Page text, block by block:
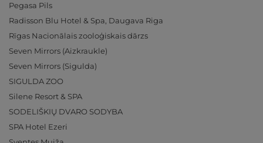
Pegasa Pils
Radisson Blu Hotel & Spa, Daugava Riga
Rīgas Nacionālais zooloģiskais dārzs
Seven Mirrors (Aizkraukle)
Seven Mirrors (Sigulda)
SIGULDA ZOO
Silene Resort & SPA
SODELIŠKIŲ DVARO SODYBA
SPA Hotel Ezeri